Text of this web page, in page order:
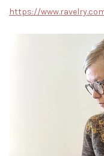
https://